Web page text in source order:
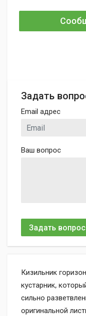
Задать
Email адрес
Ваш вопрос
Задать вопрос
Кизильник
кустарник,
сильно
оригинальной